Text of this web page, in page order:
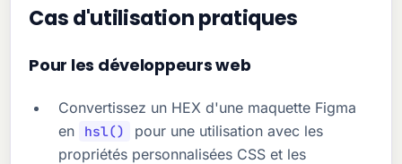
Cas d'utilisation pratiques
Pour les développeurs web
Convertissez un HEX d'une maquette Figma
en
hsl()
pour une utilisation avec les
propriétés personnalisées CSS et les